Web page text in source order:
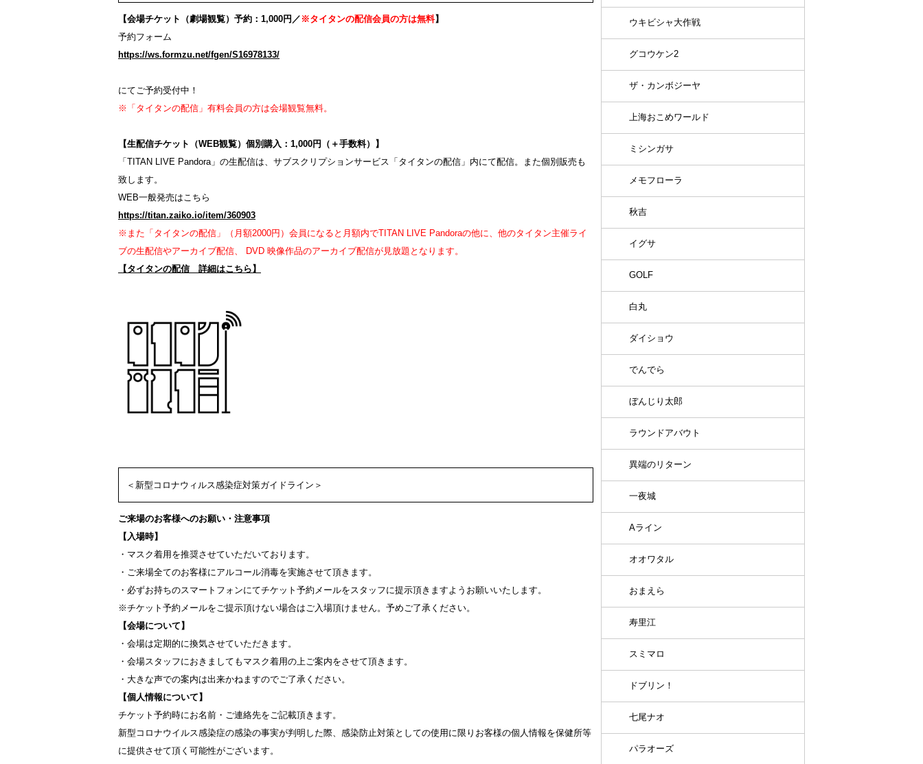
【会場チケット（劇場観覧）予約：1,000円／ ※タイタンの配信会員の方は無料】
予約フォーム
https://ws.formzu.net/fgen/S16978133/
にてご予約受付中！
※「タイタンの配信」有料会員の方は会場観覧無料。
【生配信チケット（WEB観覧）個別購入：1,000円（＋手数料）】
「TITAN LIVE Pandora」の生配信は、サブスクリプションサービス「タイタンの配信」内にて配信。また個別販売も
致します。
WEB一般発売はこちら
https://titan.zaiko.io/item/360903
※また「タイタンの配信」（月額2000円）会員になると月額内でTITAN LIVE Pandoraの他に、他のタイタン主催ライ
ブの生配信やアーカイブ配信、 DVD 映像作品のアーカイブ配信が見放題となります。
【タイタンの配信 詳細はこちら】
＜新型コロナウィルス感染症対策ガイドライン＞
ご来場のお客様へのお願い・注意事項
【入場時】
・マスク着用を推奨させていただいております。
・ご来場全てのお客様にアルコール消毒を実施させて頂きます。
・必ずお持ちのスマートフォンにてチケット予約メールをスタッフに提示頂きますようお願いいたします。
※チケット予約メールをご提示頂けない場合はご入場頂けません。予めご了承ください。
【会場について】
・会場は定期的に換気させていただきます。
・会場スタッフにおきましてもマスク着用の上ご案内をさせて頂きます。
・大きな声での案内は出来かねますのでご了承ください。
【個人情報について】
チケット予約時にお名前・ご連絡先をご記載頂きます。
新型コロナウイルス感染症の感染の事実が判明した際、感染防止対策としての使用に限りお客様の個人情報を保健所等
に提供させて頂く可能性がございます。
ウキビシャ大作戦
グコウケン2
ザ・カンボジーヤ
上海おこめワールド
ミシンガサ
メモフローラ
秋吉
イグサ
GOLF
白丸
ダイショウ
でんでら
ぼんじり太郎
ラウンドアバウト
異端のリターン
一夜城
Aライン
オオワタル
おまえら
寿里江
スミマロ
ドブリン！
七尾ナオ
パラオーズ